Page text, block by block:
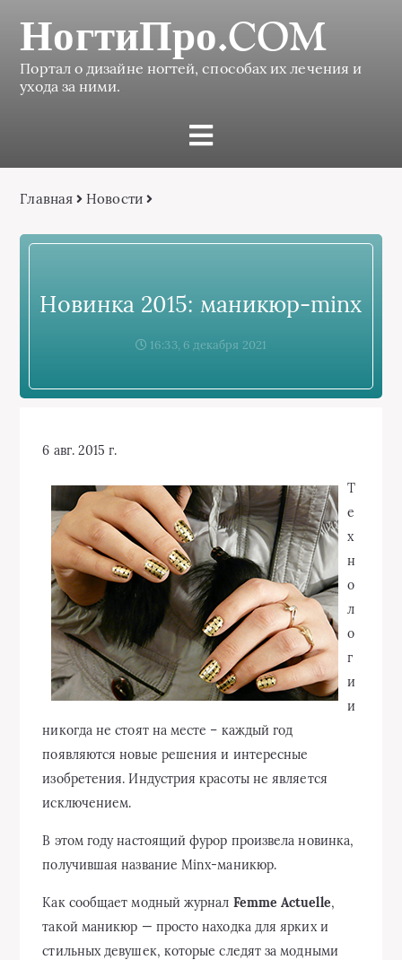
НогтиПро.COM
Портал о дизайне ногтей, способах их лечения и
ухода за ними.
Главная Новости
Новинка 2015: маникюр-minx
16:33, 6 декабря 2021
6 авг. 2015 г.
Т
е
х
н
о
л
о
г
и
и
никогда не стоят на месте – каждый год
появляются новые решения и интересные
изобретения. Индустрия красоты не является
исключением.
В этом году настоящий фурор произвела новинка,
получившая название Minx-маникюр.
Как сообщает модный журнал Femme Actuelle,
такой маникюр — просто находка для ярких и
стильных девушек, которые следят за модными